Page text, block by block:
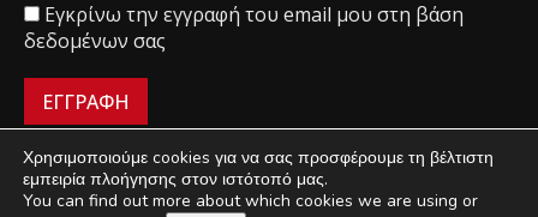
Εγκρίνω την εγγραφή του email μου στη βάση
δεδομένων σας
ΠΟΙΟΙ ΕΙΜΑΣΤΕ ΟΡΟΙ ΧΡΗΣΗΣ ΔΙΑΧΕΙΡΙΣΗ ΑΠΟΡΡΗΤΟΥ
Χρησιμοποιούμε cookies για να σας προσφέρουμε τη βέλτιστη
εμπειρία πλοήγησης στον ιστότοπό μας.
You can find out more about which cookies we are using or